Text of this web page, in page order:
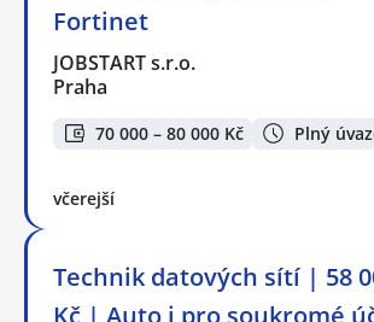
Fortinet
JOBSTART s.r.o.
Praha
70 000 – 80 000 Kč Plný
včerejší
Technik datových sítí | 58